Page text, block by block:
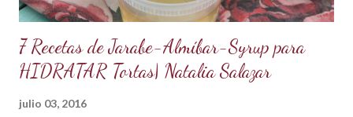
y...
7 Recetas de Jarabe-Almíbar-Syrup para
HIDRATAR Tortas| Natalia Salazar
julio 03, 2016